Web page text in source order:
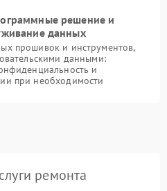
решение и
данных
прошивок и инструментов,
данными:
и
при необходимости
ремонта